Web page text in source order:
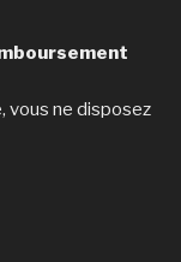
vous ne disposez